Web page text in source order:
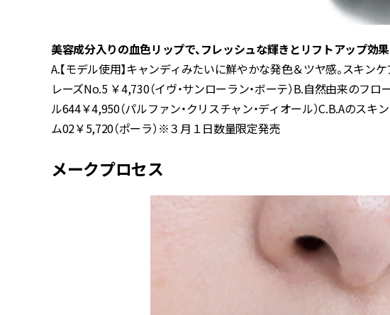
美容成分入りの血色リップで、フレッシュな輝きとリフトアップ効果
A.【モデル使用】キャンディみたいに鮮やかな発色＆ツヤ感。スキン
レーズNo.5 ￥4,730（イヴ・サンローラン・ボーテ）B.自然由来のフ
ル644￥4,950（パルファン・クリスチャン・ディオール）C.B.Aのス
ム02￥5,720（ポーラ）※３月１日数量限定発売
メークプロセス